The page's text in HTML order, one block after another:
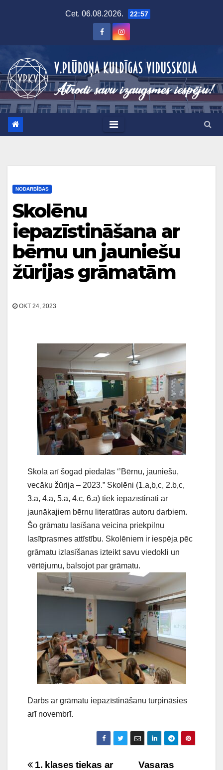
Cet. 06.08.2026. 22:57
NODARBĪBAS
Skolēnu
iepazīstināšana ar
bērnu un jauniešu
žūrijas grāmatām
OKT 24, 2023
Skola arī šogad piedalās ‘’Bērnu, jauniešu,
vecāku žūrija – 2023.” Skolēni (1.a,b,c, 2.b,c,
3.a, 4.a, 5.a, 4.c, 6.a) tiek iepazīstināti ar
jaunākajiem bērnu literatūras autoru darbiem.
Šo grāmatu lasīšana veicina priekpilnu
lasītprasmes attīstību. Skolēniem ir iespēja pēc
grāmatu izlasīšanas izteikt savu viedokli un
vērtējumu, balsojot par grāmatu.
Darbs ar grāmatu iepazīstināšanu turpināsies
arī novembrī.
Vasaras
1. klases tiekas ar